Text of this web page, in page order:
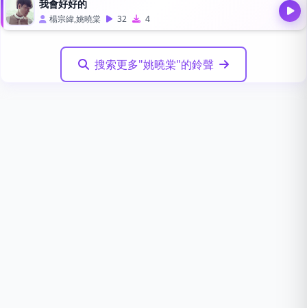
我會好好的
楊宗緯,姚曉棠 32 4
搜索更多"姚曉棠"的鈴聲